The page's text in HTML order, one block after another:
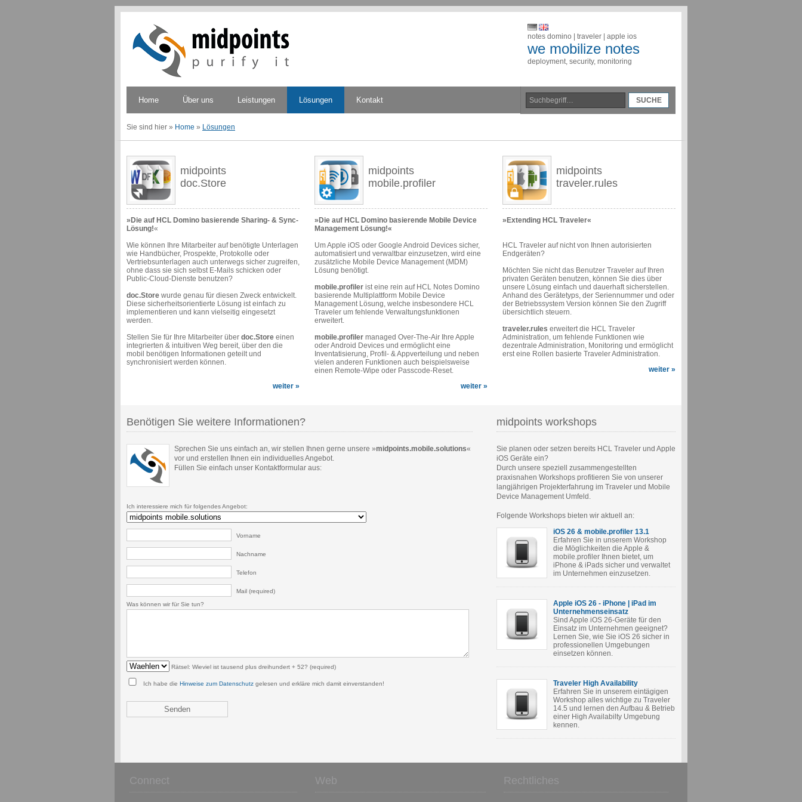
notes domino | traveler | apple ios
we mobilize notes
deployment, security, monitoring
Home Über uns Leistungen Lösungen Kontakt
Sie sind hier » Home » Lösungen
midpoints
doc.Store
»Die auf HCL Domino basierende Sharing- & Sync-
Lösung!«
Wie können Ihre Mitarbeiter auf benötigte Unterlagen
wie Handbücher, Prospekte, Protokolle oder
Vertriebsunterlagen auch unterwegs sicher zugreifen,
ohne dass sie sich selbst E-Mails schicken oder
Public-Cloud-Dienste benutzen?
doc.Store wurde genau für diesen Zweck entwickelt.
Diese sicherheitsorientierte Lösung ist einfach zu
implementieren und kann vielseitig eingesetzt
werden.
Stellen Sie für Ihre Mitarbeiter über doc.Store einen
integrierten & intuitiven Weg bereit, über den die
mobil benötigen Informationen geteilt und
synchronisiert werden können.
weiter »
midpoints
mobile.profiler
»Die auf HCL Domino basierende Mobile Device
Management Lösung!«
Um Apple iOS oder Google Android Devices sicher,
automatisiert und verwaltbar einzusetzen, wird eine
zusätzliche Mobile Device Management (MDM)
Lösung benötigt.
mobile.profiler ist eine rein auf HCL Notes Domino
basierende Multiplattform Mobile Device
Management Lösung, welche insbesondere HCL
Traveler um fehlende Verwaltungsfunktionen
erweitert.
mobile.profiler managed Over-The-Air Ihre Apple
oder Android Devices und ermöglicht eine
Inventatisierung, Profil- & Appverteilung und neben
vielen anderen Funktionen auch beispielsweise
einen Remote-Wipe oder Passcode-Reset.
weiter »
midpoints
traveler.rules
»Extending HCL Traveler«
HCL Traveler auf nicht von Ihnen autorisierten
Endgeräten?
Möchten Sie nicht das Benutzer Traveler auf Ihren
privaten Geräten benutzen, können Sie dies über
unsere Lösung einfach und dauerhaft sicherstellen.
Anhand des Gerätetyps, der Seriennummer und oder
der Betriebssystem Version können Sie den Zugriff
übersichtlich steuern.
traveler.rules erweitert die HCL Traveler
Administration, um fehlende Funktionen wie
dezentrale Administration, Monitoring und ermöglicht
erst eine Rollen basierte Traveler Administration.
weiter »
Benötigen Sie weitere Informationen?
Sprechen Sie uns einfach an, wir stellen Ihnen gerne unsere »midpoints.mobile.solutions«
vor und erstellen Ihnen ein individuelles Angebot.
Füllen Sie einfach unser Kontaktformular aus:
Ich interessiere mich für folgendes Angebot:
Vorname
Nachname
Telefon
Mail (required)
Was können wir für Sie tun?
Rätsel: Wieviel ist tausend plus dreihundert + 52? (required)
Ich habe die Hinweise zum Datenschutz gelesen und erkläre mich damit einverstanden!
midpoints workshops
Sie planen oder setzen bereits HCL Traveler und Apple
iOS Geräte ein?
Durch unsere speziell zusammengestellten
praxisnahen Workshops profitieren Sie von unserer
langjährigen Projekterfahrung im Traveler und Mobile
Device Management Umfeld.
Folgende Workshops bieten wir aktuell an:
iOS 26 & mobile.profiler 13.1
Erfahren Sie in unserem Workshop
die Möglichkeiten die Apple &
mobile.profiler Ihnen bietet, um
iPhone & iPads sicher und verwaltet
im Unternehmen einzusetzen.
Apple iOS 26 - iPhone | iPad im
Unternehmenseinsatz
Sind Apple iOS 26-Geräte für den
Einsatz im Unternehmen geeignet?
Lernen Sie, wie Sie iOS 26 sicher in
professionellen Umgebungen
einsetzen können.
Traveler High Availability
Erfahren Sie in unserem eintägigen
Workshop alles wichtige zu Traveler
14.5 und lernen den Aufbau & Betrieb
einer High Availabilty Umgebung
kennen.
Connect Web Rechtliches